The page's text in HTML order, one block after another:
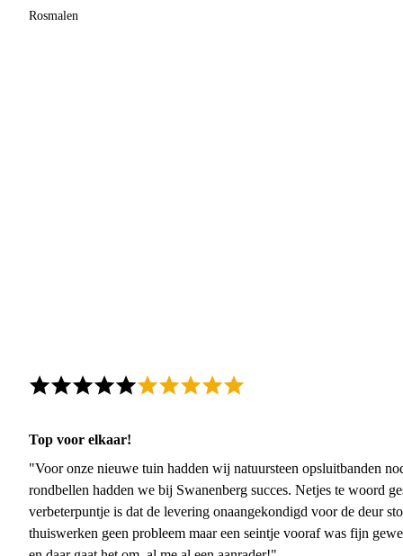
Rosmalen
Top voor elkaar!
"Voor onze nieuwe tuin hadden wij natuursteen opsluitbanden
rondbellen hadden we bij Swanenberg succes. Netjes te woord
verbeterpuntje is dat de levering onaangekondigd voor de deur
thuiswerken geen probleem maar een seintje vooraf was fijn